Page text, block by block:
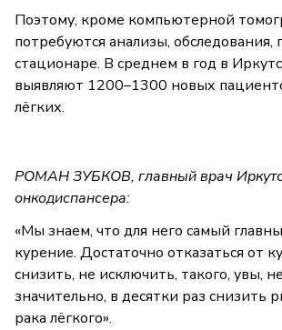
Поэтому, кроме компьютерной
потребуются анализы, обследования,
стационаре. В среднем в год в
выявляют 1200–1300 новых
лёгких.
РОМАН ЗУБКОВ, главный врач
онкодиспансера:
«Мы знаем, что для него самый
курение. Достаточно отказаться от
снизить, не исключить, такого, увы,
значительно, в десятки раз снизить
рака лёгкого».